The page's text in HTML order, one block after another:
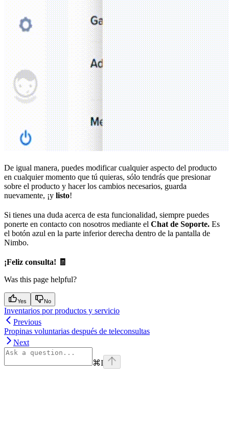
De igual manera, puedes modificar cualquier aspecto del producto
en cualquier momento que tú quieras, sólo tendrás que presionar
sobre el producto y hacer los cambios necesarios, guarda
nuevamente, ¡y listo!
Si tienes una duda acerca de esta funcionalidad, siempre puedes
ponerte en contacto con nosotros mediante el Chat de Soporte. Es
el botón azul en la parte inferior derecha dentro de la pantalla de
Nimbo.
¡Feliz consulta! 🧾
Was this page helpful?
Yes No
Inventarios por productos y servicio
Previous
Propinas voluntarias después de teleconsultas
Next
⌘I